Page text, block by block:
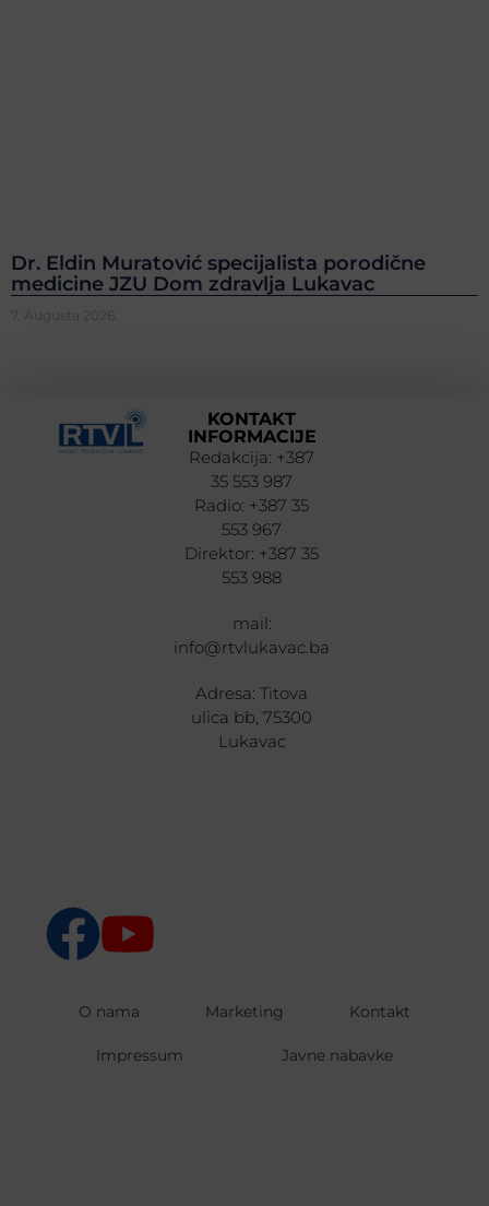
Dr. Eldin Muratović specijalista porodične
medicine JZU Dom zdravlja Lukavac
7. Augusta 2026.
KONTAKT
INFORMACIJE
Redakcija: +387
35 553 987
Radio: +387 35
553 967
Direktor: +387 35
553 988
mail:
info@rtvlukavac.ba
Adresa: Titova
ulica bb, 75300
Lukavac
O nama Marketing Kontakt
Impressum Javne nabavke